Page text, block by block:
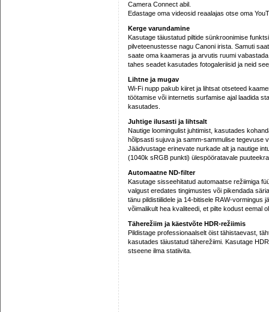
Camera Connect abil.
Edastage oma videosid reaalajas otse oma
Kerge varundamine
Kasutage täiustatud piltide sünkroonimise
pilveteenustesse nagu Canoni irista. Samuti
saate oma kaameras ja arvutis ruumi
tahes seadet kasutades fotogaleriisid ja neid
Lihtne ja mugav
Wi-Fi nupp pakub kiiret ja lihtsat otseteed
töötamise või internetis surfamise ajal laadida
kasutades.
Juhtige ilusasti ja lihtsalt
Nautige loomingulist juhtimist, kasutades
hõlpsasti sujuva ja samm-sammulise tegevuse
Jäädvustage erinevate nurkade alt ja nautige
(1040k sRGB punkti) ülespööratavale
Automaatne ND-filter
Kasutage sisseehitatud automaatse režiimiga
valgust eredates tingimustes või pikendada
tänu pildistiilidele ja 14-bitisele RAW-vormingus
võimalikult hea kvaliteedi, et pilte kodust eemal
Täherežiim ja käestvõte HDR-režiimis
Pildistage professionaalselt öist tähistaevast,
kasutades täiustatud täherežiimi. Kasutage
stseene ilma statiivita.